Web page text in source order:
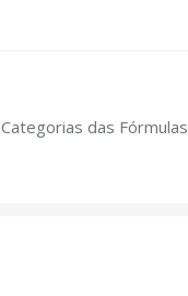
Categorias das Fórmulas